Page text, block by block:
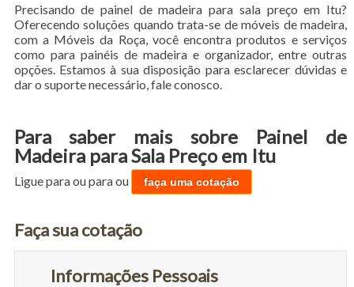
Precisando de painel de madeira para sala preço em Itu?
Oferecendo soluções quando trata-se de móveis de madeira,
com a Móveis da Roça, você encontra produtos e serviços
como para painéis de madeira e organizador, entre outras
opções. Estamos à sua disposição para esclarecer dúvidas e
dar o suporte necessário, fale conosco.
Para saber mais sobre Painel de
Madeira para Sala Preço em Itu
Ligue paraou paraou faça uma cotação
Faça sua cotação
Informações Pessoais